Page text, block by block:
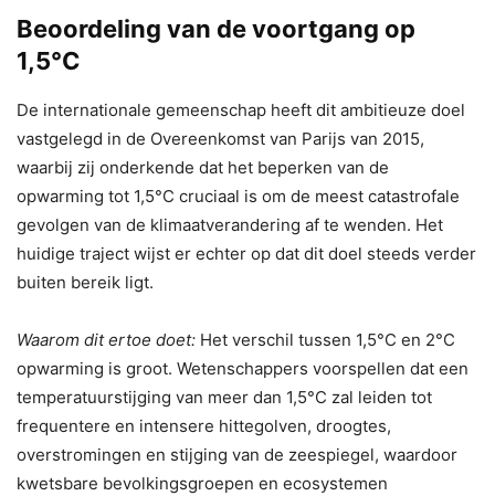
Beoordeling van de voortgang op
1,5°C
De internationale gemeenschap heeft dit ambitieuze doel
vastgelegd in de Overeenkomst van Parijs van 2015,
waarbij zij onderkende dat het beperken van de
opwarming tot 1,5°C cruciaal is om de meest catastrofale
gevolgen van de klimaatverandering af te wenden. Het
huidige traject wijst er echter op dat dit doel steeds verder
buiten bereik ligt.
Waarom dit ertoe doet: Het verschil tussen 1,5°C en 2°C
opwarming is groot. Wetenschappers voorspellen dat een
temperatuurstijging van meer dan 1,5°C zal leiden tot
frequentere en intensere hittegolven, droogtes,
overstromingen en stijging van de zeespiegel, waardoor
kwetsbare bevolkingsgroepen en ecosystemen